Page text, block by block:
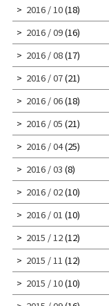
2016 / 10(18)
2016 / 09(16)
2016 / 08(17)
2016 / 07(21)
2016 / 06(18)
2016 / 05 (21)
2016 / 04(25)
2016 / 03 (8)
2016 / 02(10)
2016 / 01 (10)
2015 / 12(12)
2015 / 11 (12)
2015 / 10(10)